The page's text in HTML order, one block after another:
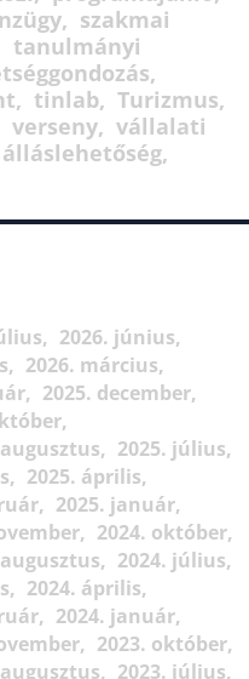
szakmai
tanulmányi
tinlab
Turizmus
verseny
vállalati
álláslehetőség
2026. június
2026. március
2025. december
2025. július
2025. április
2025. január
2024. október
2024. július
2024. április
2024. január
2023. október
2023. július